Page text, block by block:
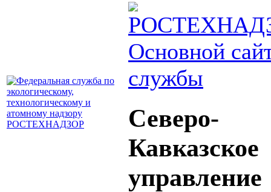
Основной
службы
Северо-
Кавказское
управление